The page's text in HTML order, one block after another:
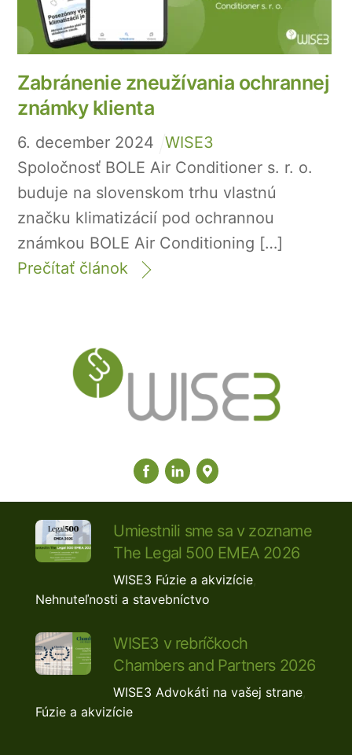
Zabránenie zneužívania ochrannej
známky klienta
6. december 2024
WISE3
Spoločnosť BOLE Air Conditioner s. r. o.
buduje na slovenskom trhu vlastnú
značku klimatizácií pod ochrannou
známkou BOLE Air Conditioning […]
Prečítať článok
Umiestnili sme sa v zozname
The Legal 500 EMEA 2026
WISE3 Fúzie a akvizície
Nehnuteľnosti a stavebníctvo
WISE3 v rebríčkoch
Chambers and Partners 2026
WISE3 Advokáti na vašej strane,
Fúzie a akvizície